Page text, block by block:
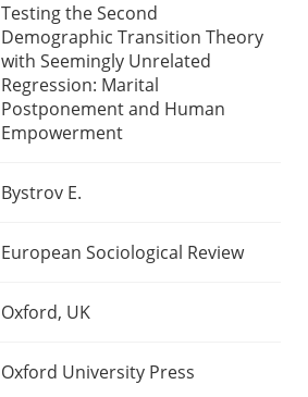
Testing the Second
Demographic Transition Theory
with Seemingly Unrelated
Regression: Marital
Postponement and Human
Empowerment
Bystrov E.
European Sociological Review
Oxford, UK
Oxford University Press